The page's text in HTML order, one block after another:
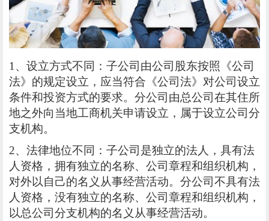
1、设立方式不同：子公司由公司股东按照《公司
法》的规定设立，应当符合《公司法》对公司设立
条件和投资方式的要求。分公司由总公司在其住所
地之外向当地工商机关申请设立，属于设立公司分
支机构。
2、法律地位不同：子公司是独立的法人，具有法
人资格，拥有独立的名称、公司章程和组织机构，
对外以自己的名义从事经营活动。分公司不具有法
人资格，没有独立的名称、公司章程和组织机构，
以总公司分支机构的名义从事经营活动。